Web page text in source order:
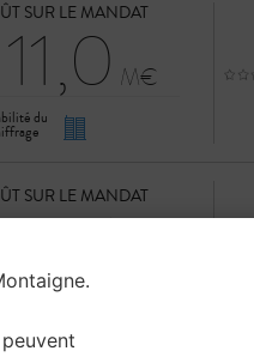
SUR LE MANDAT
11,0
du
SUR LE MANDAT
17,4